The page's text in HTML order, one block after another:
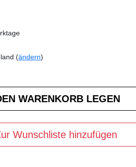
(ändern)
Wunschliste hinzufügen